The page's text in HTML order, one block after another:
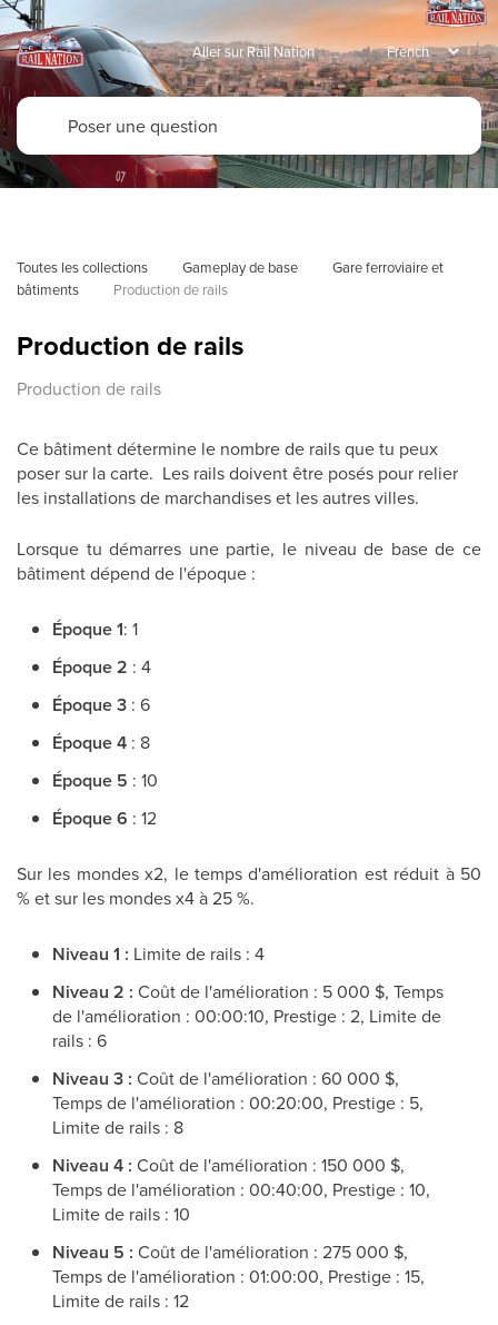
Aller sur Rail Nation
Toutes les collections Gameplay de base
Gare ferroviaire et
bâtiments
Production de rails
Production de rails
Production de rails
Ce bâtiment détermine le nombre de rails que tu peux
poser sur la carte. Les rails doivent être posés pour relier
les installations de marchandises et les autres villes.
Lorsque tu démarres une partie, le niveau de base de ce
bâtiment dépend de l'époque :
Époque 1: 1
Époque 2 : 4
Époque 3 : 6
Époque 4 : 8
Époque 5 : 10
Époque 6 : 12
Sur les mondes x2, le temps d'amélioration est réduit à 50
% et sur les mondes x4 à 25 %.
Niveau 1 : Limite de rails : 4
Niveau 2 : Coût de l'amélioration : 5 000 $, Temps
de l'amélioration : 00:00:10, Prestige : 2, Limite de
rails : 6
Niveau 3 : Coût de l'amélioration : 60 000 $,
Temps de l'amélioration : 00:20:00, Prestige : 5,
Limite de rails : 8
Niveau 4 : Coût de l'amélioration : 150 000 $,
Temps de l'amélioration : 00:40:00, Prestige : 10,
Limite de rails : 10
Niveau 5 : Coût de l'amélioration : 275 000 $,
Temps de l'amélioration : 01:00:00, Prestige : 15,
Limite de rails : 12